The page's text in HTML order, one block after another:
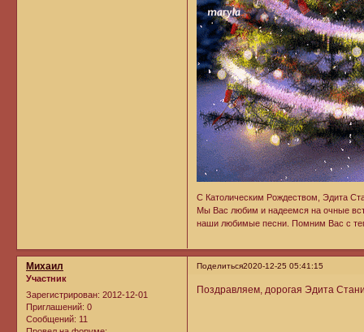
C Католическим Рождеством, Эдита
Мы Вас любим и надеемся на очные
наши любимые песни. Помним Вас с
Поделиться2020-12-25 05:41:15
Михаил
Участник
Зарегистрирован: 2012-12-01
Приглашений: 0
Сообщений: 11
Поздравляем, дорогая Эдита